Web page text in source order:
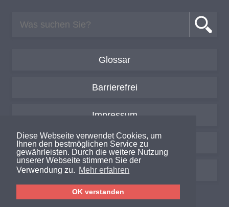
Diese Webseite verwendet Cookies, um
Ihnen den bestmöglichen Service zu
gewährleisten. Durch die weitere Nutzung
unserer Webseite stimmen Sie der
Verwendung zu. Mehr erfahren
OK verstanden
Glossar
Barrierefrei
Impressum
Datenschutzerklärung
Login / Intern